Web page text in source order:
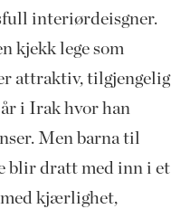
interiørdeisgner.
kjekk lege som
attraktiv, tilgjengelig
i Irak hvor han
Men barna til
blir dratt med inn i et
kjærlighet,